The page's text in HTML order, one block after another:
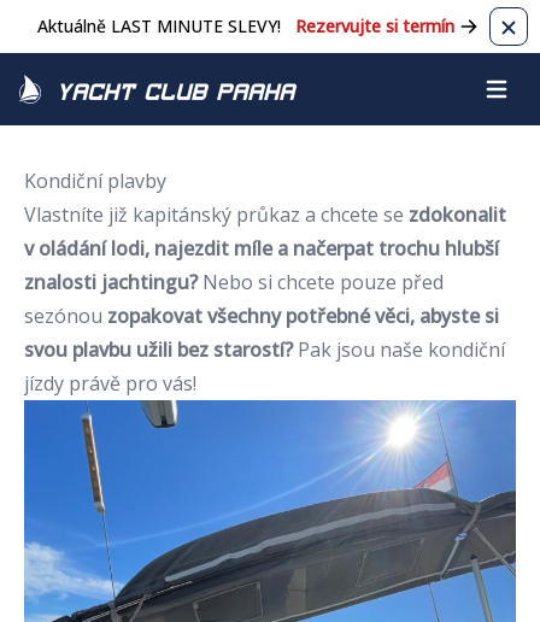
Aktuálně LAST MINUTE SLEVY! Rezervujte si termín
Yacht Club Praha
Kondiční plavby
Vlastníte již kapitánský průkaz a chcete se zdokonalit
v oládání lodi, najezdit míle a načerpat trochu hlubší
znalosti jachtingu?Nebo si chcete pouze před
sezónou zopakovat všechny potřebné věci, abyste si
svou plavbu užili bez starostí?Pak jsou naše kondiční
jízdy právě pro vás!